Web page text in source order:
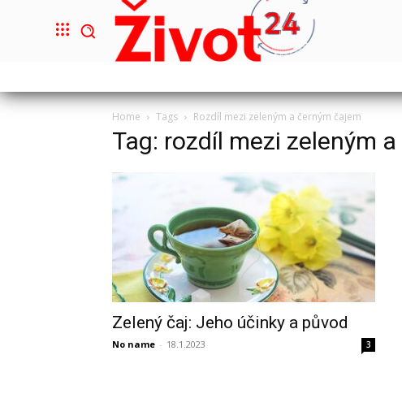
Home Tags Rozdíl mezi zeleným a černým čajem
Tag: rozdíl mezi zeleným
Zelený čaj: Jeho účinky a původ
No name - 18.1.2023 3